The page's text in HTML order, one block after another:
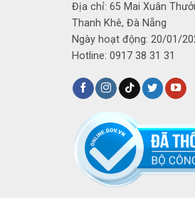
Địa chỉ: 65 Mai Xuân
Thanh Khê, Đà Nẵng
Ngày hoạt động: 20/01/
Hotline: 0917 38 31 31